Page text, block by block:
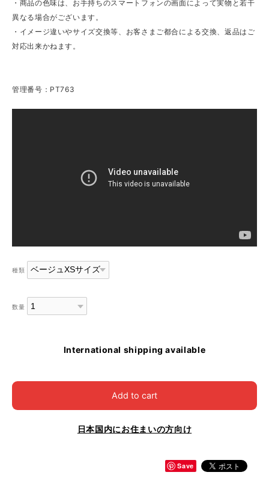
・商品の色味は、お手持ちのスマートフォンの画面によって実物と若干
異なる場合がございます。
・イメージ違いやサイズ交換等、お客さまご都合による交換、返品はご
対応出来かねます。
管理番号：PT763
種類
数量
International shipping available
Add to cart
日本国内にお住まいの方向け
Save